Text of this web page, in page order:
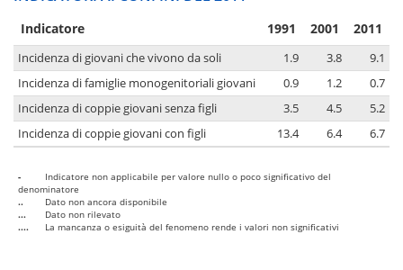
Indicatore 1991 2001 2011
Incidenza di giovani che vivono da soli 1.9 3.8
9.1
Incidenza di famiglie monogenitoriali giovani
0.9 1.2
0.7
Incidenza di coppie giovani senza figli
3.5 4.5
5.2
Incidenza di coppie giovani con figli
13.4 6.4 6.7
-
Indicatore non applicabile per valore nullo o poco significativo del
denominatore
..
Dato non ancora disponibile
...
Dato non rilevato
....
La mancanza o esiguità del fenomeno rende i valori non significativi